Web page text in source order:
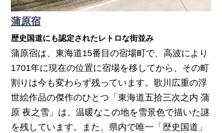
蒲原宿
歴史国道にも認定されたレトロな街並み
蒲原宿は、東海道15番目の宿場町で、高波により
1701年に現在の位置に宿場を移してから、その町
割りは今も変わらず残っています。歌川広重の浮
世絵作品の傑作のひとつ「東海道五拾三次之内 蒲
原 夜之雪」は、温暖なこの地を雪景色で描いた謎
を残しています。また、県内で唯一「歴史国道」